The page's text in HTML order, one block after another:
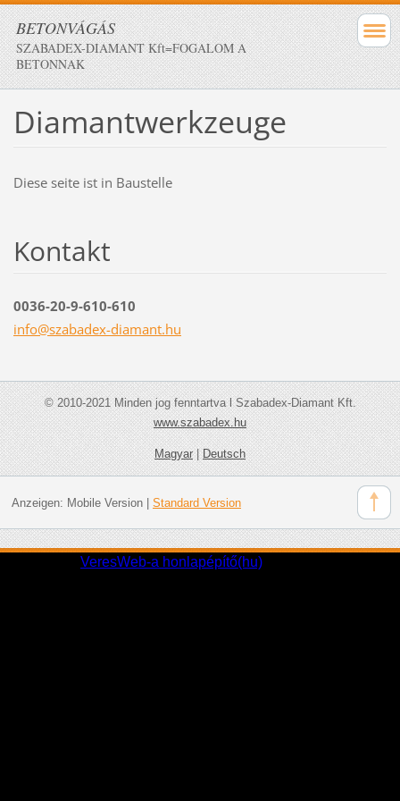
BETONVÁGÁS
SZABADEX-DIAMANT Kft=FOGALOM A
BETONNAK
Diamantwerkzeuge
Diese seite ist in Baustelle
Kontakt
0036-20-9-610-610
info@szabadex-diamant.hu
© 2010-2021 Minden jog fenntartva l Szabadex-Diamant Kft.
www.szabadex.hu
Magyar|Deutsch
Anzeigen: Mobile Version| Standard Version
VeresWeb-a honlapépítő(hu)